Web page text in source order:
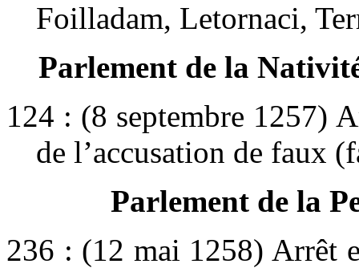
Foilladam, Letornaci,
Parlement de la
124 : (8 septembre 1257)
de l’accusation de faux
Parlement de la
236 : (12 mai 1258) Arrêt